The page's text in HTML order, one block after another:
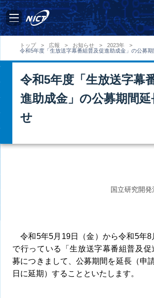
トップ > 広報 > お知らせ > 2023年
>
令和5年度「生放送字幕番組普及促進助成金」の公募
令和5年度「生放送字幕
進助成金」の公募期間
せ
国立研究開
令和5年5月19日（金）から令和5年8
で行っている「生放送字幕番組普及
募につきまして、公募期間を延長（申
日に延期）することといたします。